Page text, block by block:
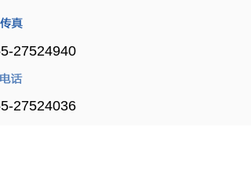
27524940
27524036